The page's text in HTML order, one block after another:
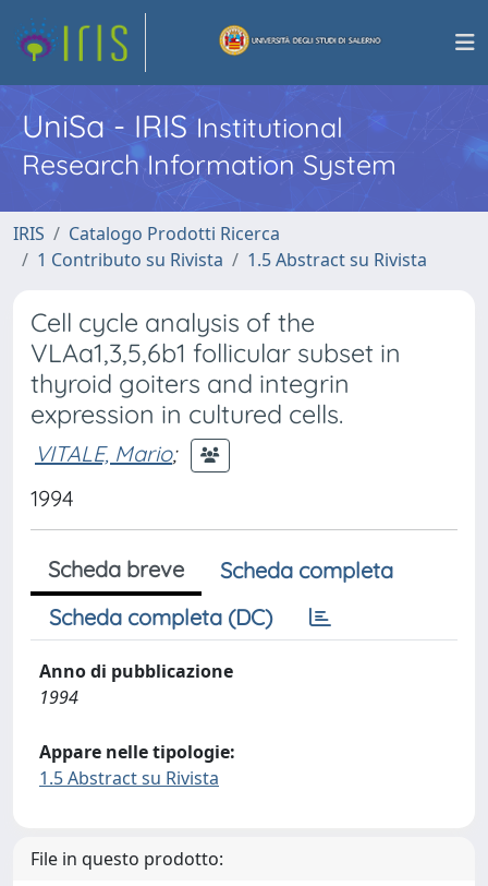
UniSa - IRISInstitutional
Research Information System
IRIS
Catalogo Prodotti Ricerca
1 Contributo su Rivista
1.5 Abstract su Rivista
Cell cycle analysis of the
VLAa1,3,5,6b1 follicular subset in
thyroid goiters and integrin
expression in cultured cells.
VITALE, Mario;
1994
Scheda breve
Scheda completa
Scheda completa (DC)
Anno di pubblicazione
1994
Appare nelle tipologie:
1.5 Abstract su Rivista
File in questo prodotto: